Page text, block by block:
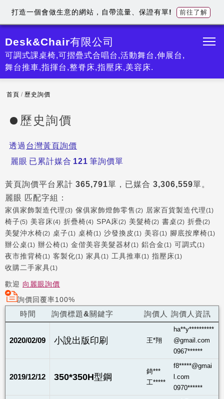
Desk&Chair有限公司
可調式課桌椅,可摺疊式合唱台,活動舞台,伸展台,
舞台推車,指揮台,整脊床,指壓床,美容床.
首頁 / 歷史詢價
歷史詢價
透過 台灣黃頁詢價
麗眼 已累計媒合 121 筆詢價單
黃頁詢價平台累計 365,791單，已媒合 3,306,559單。
麗眼 匹配字組：
家俱家飾製造代理(3) 傢俱家飾燈飾零售 (2) 居家百貨製造代理(1)
椅子(5) 美容床(4) 折疊椅(4) SPA床(2) 美髮椅(2) 書桌(2) 折疊(2)
美髮沖水椅(2) 桌子(1) 桌椅(1) 沙發換皮(1) 美容(1) 腳底按摩椅(1)
辦公桌(1) 辦公椅(1) 金偕美容美髮器材(1) 鋁合金(1) 可調式(1)
夜市推背椅(1) 客製化(1) 家具(1) 工具推車(1) 指壓床(1)
收購二手家具(1)
歡迎 向麗眼詢價
詢價回覆率100%
時間 詢價標題&關鍵字 詢價人 詢價人資訊
2020/02/09 小說出版印刷 王*翔
ha**y**********
@gmail.com
0967******
2019/12/12 350*350H型鋼
錡***
工*****
f8*****@gmai
l.com
0970******
打造一個會做生意的網站，自帶流量、保證有單! 前往了解